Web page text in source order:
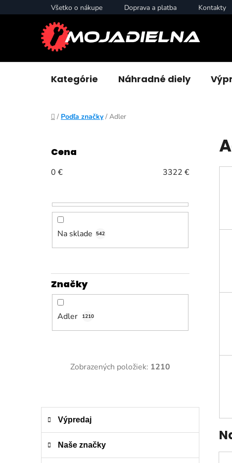
na
Všetko o nákupe Doprava a platba Kontakty
Kategórie Náhradné diely
Domov
/ Podľa značky / Adler
Cena
0 € 3322 €
Na sklade 542
Značky
Adler 1210
Zobrazených položiek: 1210
kategórie
K
t
g
Výpredaj
Naše značky